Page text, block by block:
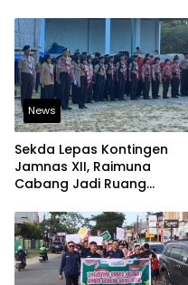
News
Sekda Lepas Kontingen
Jamnas XII, Raimuna
Cabang Jadi Ruang
dan Berjiwa Pemimpin